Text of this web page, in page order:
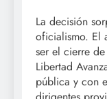
La decisión
oficialismo. El
ser el cierre
Libertad
pública y con